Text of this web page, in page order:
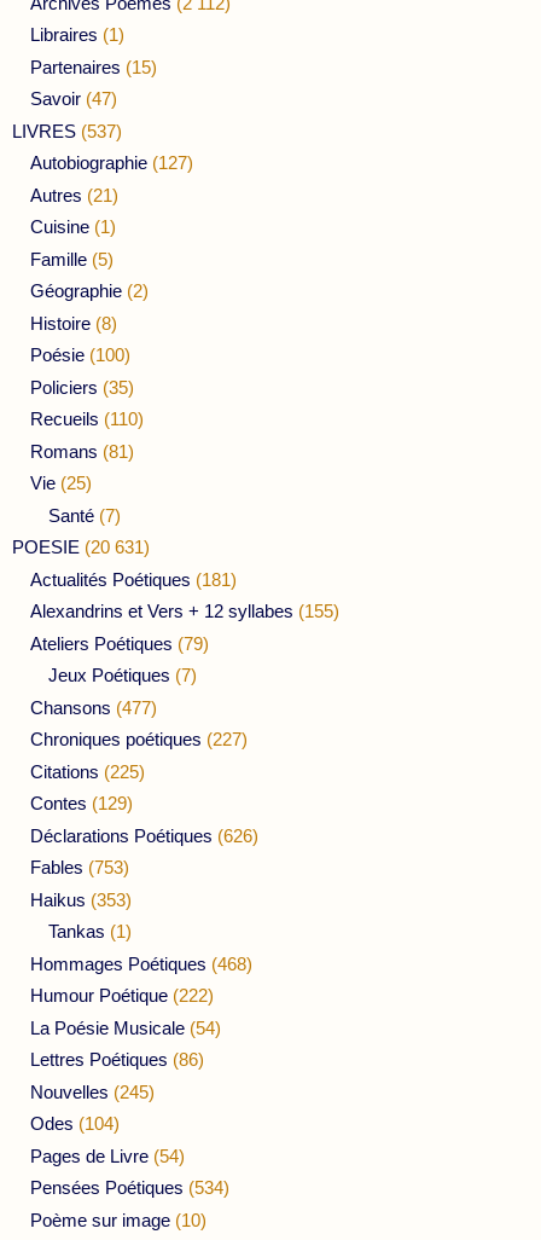
Libraires (1)
Partenaires (15)
Savoir (47)
LIVRES (537)
Autobiographie (127)
Autres (21)
Cuisine (1)
Famille (5)
Géographie (2)
Histoire (8)
Poésie (100)
Policiers (35)
Recueils (110)
Romans (81)
Vie (25)
Santé (7)
POESIE (20 631)
Actualités Poétiques (181)
Alexandrins et Vers + 12 syllabes (155)
Ateliers Poétiques (79)
Jeux Poétiques (7)
Chansons (477)
Chroniques poétiques (227)
Citations (225)
Contes (129)
Déclarations Poétiques (626)
Fables (753)
Haikus (353)
Tankas (1)
Hommages Poétiques (468)
Humour Poétique (222)
La Poésie Musicale (54)
Lettres Poétiques (86)
Nouvelles (245)
Odes (104)
Pages de Livre (54)
Pensées Poétiques (534)
Poème sur image (10)